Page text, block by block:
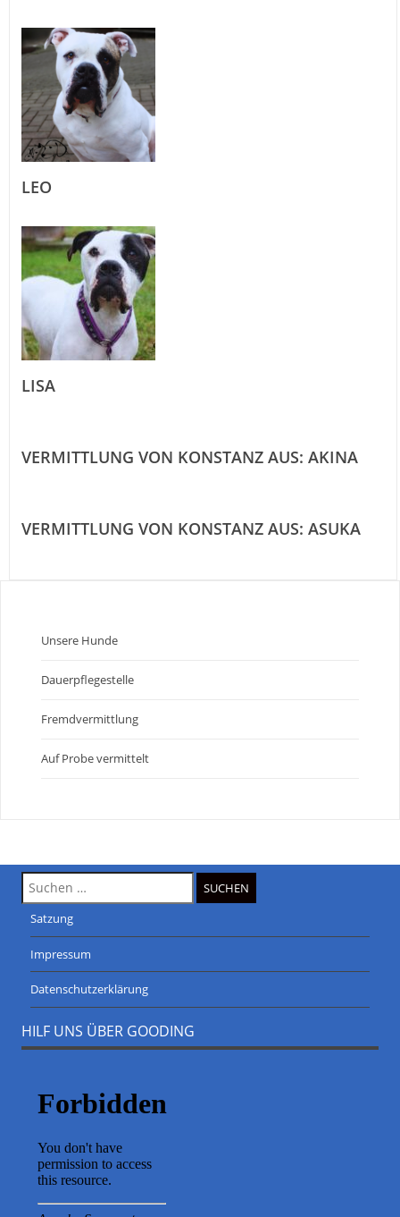
LEO
LISA
VERMITTLUNG VON KONSTANZ AUS: AKINA
VERMITTLUNG VON KONSTANZ AUS: ASUKA
Unsere Hunde
Dauerpflegestelle
Fremdvermittlung
Auf Probe vermittelt
Suche
nach:
Satzung
Impressum
Datenschutzerklärung
HILF UNS ÜBER GOODING